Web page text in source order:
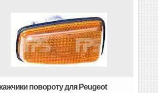
повороту для Peugeot